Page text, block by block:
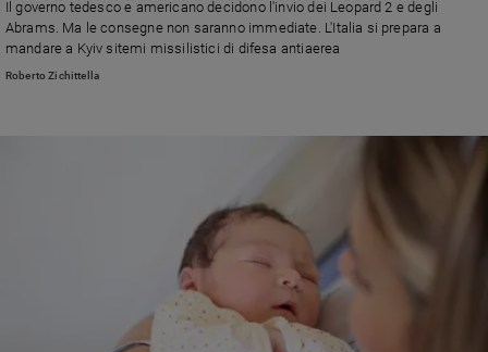
Il governo tedesco e americano decidono l'invio dei Leopard 2 e degli
Abrams. Ma le consegne non saranno immediate. L'Italia si prepara a
mandare a Kyiv sitemi missilistici di difesa antiaerea
Roberto Zichittella